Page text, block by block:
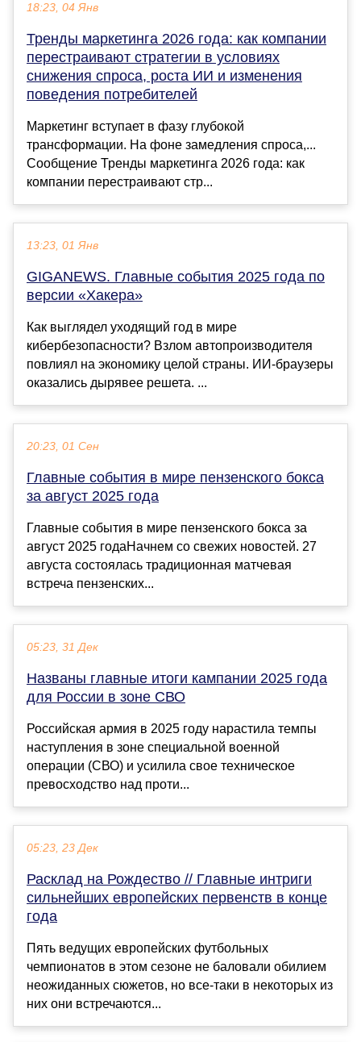
18:23, 04 Янв
Тренды маркетинга 2026 года: как компании
перестраивают стратегии в условиях
снижения спроса, роста ИИ и изменения
поведения потребителей
Маркетинг вступает в фазу глубокой
трансформации. На фоне замедления спроса,...
Сообщение Тренды маркетинга 2026 года: как
компании перестраивают стр...
13:23, 01 Янв
GIGANEWS. Главные события 2025 года по
версии «Хакера»
Как выглядел уходящий год в мире
кибербезопасности? Взлом автопроизводителя
повлиял на экономику целой страны. ИИ‑браузеры
оказались дырявее решета. ...
20:23, 01 Сен
Главные события в мире пензенского бокса
за август 2025 года
Главные события в мире пензенского бокса за
август 2025 годаНачнем со свежих новостей. 27
августа состоялась традиционная матчевая
встреча пензенских...
05:23, 31 Дек
Названы главные итоги кампании 2025 года
для России в зоне СВО
Российская армия в 2025 году нарастила темпы
наступления в зоне специальной военной
операции (СВО) и усилила свое техническое
превосходство над проти...
05:23, 23 Дек
Расклад на Рождество // Главные интриги
сильнейших европейских первенств в конце
года
Пять ведущих европейских футбольных
чемпионатов в этом сезоне не баловали обилием
неожиданных сюжетов, но все-таки в некоторых из
них они встречаются...